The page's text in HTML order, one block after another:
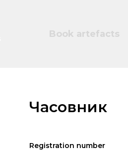
Book artefacts
Часовник
Registration number